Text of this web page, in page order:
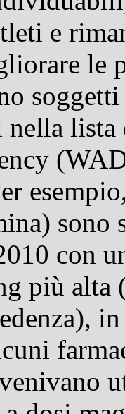
e
le
nella
sono
con
più